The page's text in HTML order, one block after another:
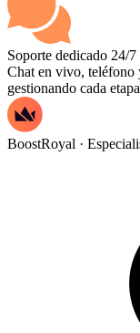
Soporte dedicado 24/7
Chat en vivo, teléfono
gestionando cada
BoostRoyal ·